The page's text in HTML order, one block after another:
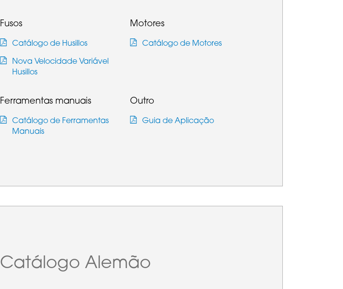
Fusos
Catálogo de Husillos
Nova Velocidade Variável
Husillos
Motores
Catálogo de Motores
Ferramentas manuais
Catálogo de Ferramentas
Manuais
Outro
Guia de Aplicação
Catálogo Alemão